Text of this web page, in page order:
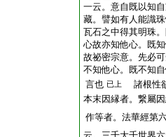
一云。意自既以知
藏。譬如有人能識
瓦石之中得其明珠
心故亦知他心。既
故祕密宗意。先必
不知他心。既不知
言也 已上
諸根性
本末因縁者。繋屬
作等者。法華經第